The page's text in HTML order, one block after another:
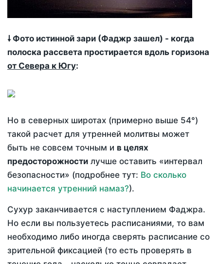
🠗 Фото истинной зари (Фаджр зашел) - когда
полоска рассвета простирается вдоль горизона
от Севера к Югу:
Но в северных широтах (примерно выше 54°)
такой расчет для утренней молитвы может
быть не совсем точным и в целях
предосторожности лучше оставить «интервал
безопасности» (подробнее тут: Во сколько
начинается утренний намаз?).
Сухур заканчивается с наступлением Фаджра.
Но если вы пользуетесь расписаниями, то вам
необходимо либо иногда сверять расписание со
зрительной фиксацией (то есть проверять в